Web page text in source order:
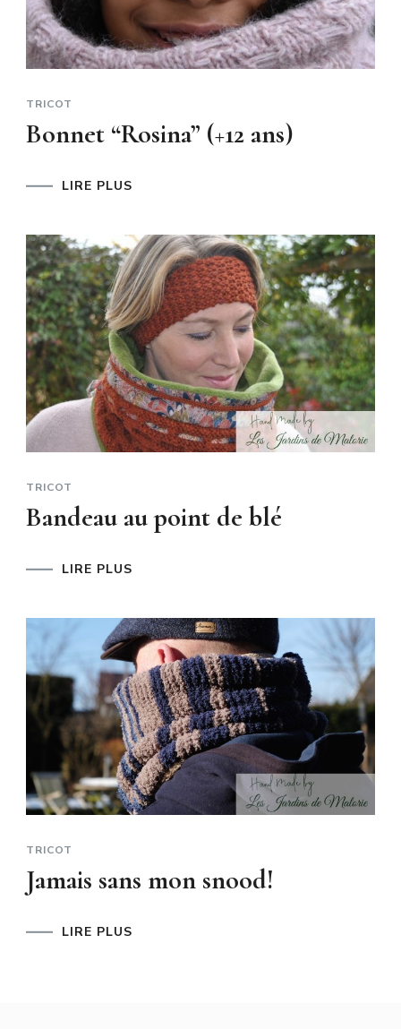
TRICOT
Bonnet “Rosina” (+12 ans)
LIRE PLUS
TRICOT
Bandeau au point de blé
LIRE PLUS
TRICOT
Jamais sans mon snood!
LIRE PLUS